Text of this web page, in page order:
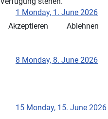
1 Monday, 1. June 2026
8 Monday, 8. June 2026
15 Monday, 15. June 2026
Akzeptieren
Ablehnen